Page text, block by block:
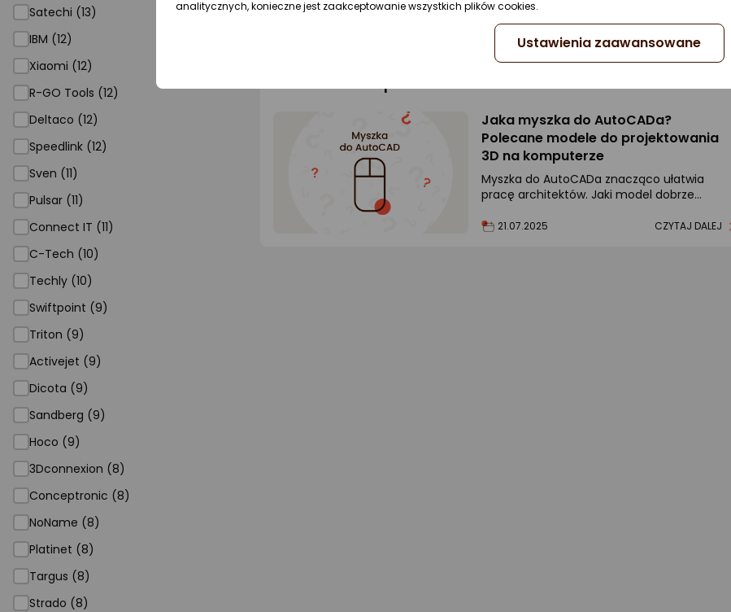
Satechi (13)
IBM (12)
Xiaomi (12)
R-GO Tools (12)
Deltaco (12)
Speedlink (12)
Sven (11)
Pulsar (11)
Connect IT (11)
C-Tech (10)
Techly (10)
Swiftpoint (9)
Triton (9)
Activejet (9)
Dicota (9)
Sandberg (9)
Hoco (9)
3Dconnexion (8)
Conceptronic (8)
NoName (8)
Platinet (8)
Targus (8)
Strado (8)
Jaka myszka do AutoCADa?
Polecane modele do projektowania
3D na komputerze
Myszka do AutoCADa znacząco ułatwia
pracę architektów. Jaki model dobrze
21.07.2025 CZYTAJ DALEJ
analitycznych, konieczne jest zaakceptowanie wszystkich plików cookies.
Ustawienia zaawansowane